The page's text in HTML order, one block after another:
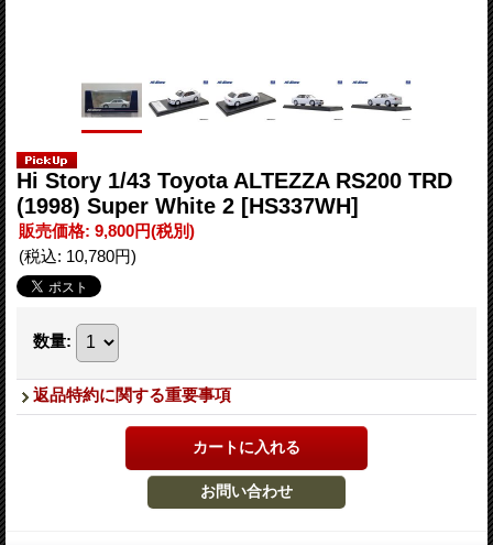
Hi Story 1/43 Toyota ALTEZZA RS200 TRD
(1998) Super White 2 [HS337WH]
販売価格: 9,800円(税別)
(税込: 10,780円)
数量:
返品特約に関する重要事項